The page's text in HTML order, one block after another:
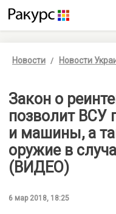
Новости Новости
Закон о
позволит ВСУ
и машины, а
оружие в
(ВИДЕО)
6 мар 2018, 18:25